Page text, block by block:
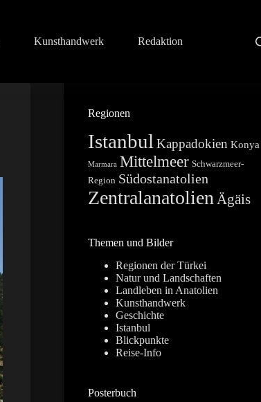
Kunsthandwerk Redaktion
Regionen
Istanbul Kappadokien Konya
Marmara Mittelmeer Schwarzmeer-
Region Südostanatolien
Zentralanatolien Ägäis
Themen und Bilder
Regionen der Türkei
Natur und Landschaften
Landleben in Anatolien
Kunsthandwerk
Geschichte
Istanbul
Blickpunkte
Reise-Info
Posterbuch